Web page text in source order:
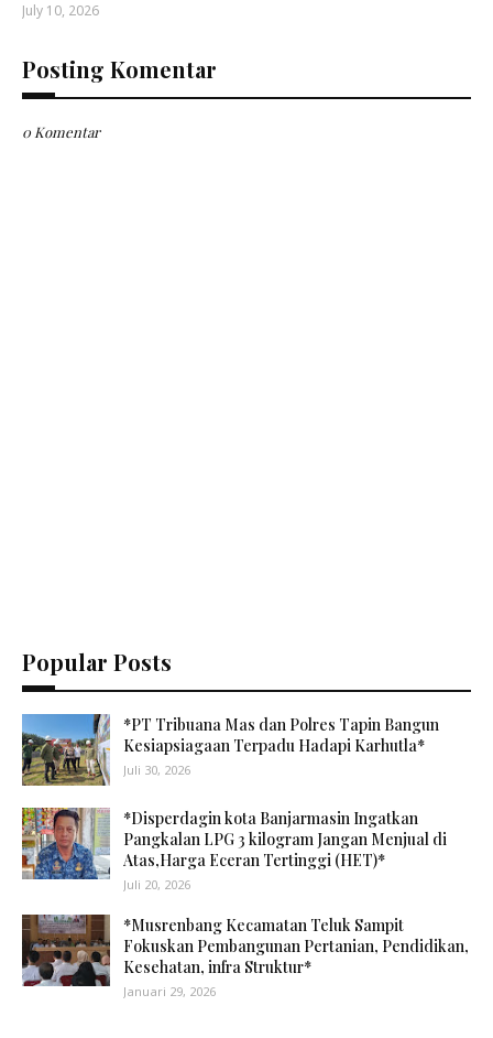
July 10, 2026
Posting Komentar
0 Komentar
Popular Posts
*PT Tribuana Mas dan Polres Tapin Bangun
Kesiapsiagaan Terpadu Hadapi Karhutla*
Juli 30, 2026
*Disperdagin kota Banjarmasin Ingatkan
Pangkalan LPG 3 kilogram Jangan Menjual di
Atas,Harga Eceran Tertinggi (HET)*
Juli 20, 2026
*Musrenbang Kecamatan Teluk Sampit
Fokuskan Pembangunan Pertanian, Pendidikan,
Kesehatan, infra Struktur*
Januari 29, 2026